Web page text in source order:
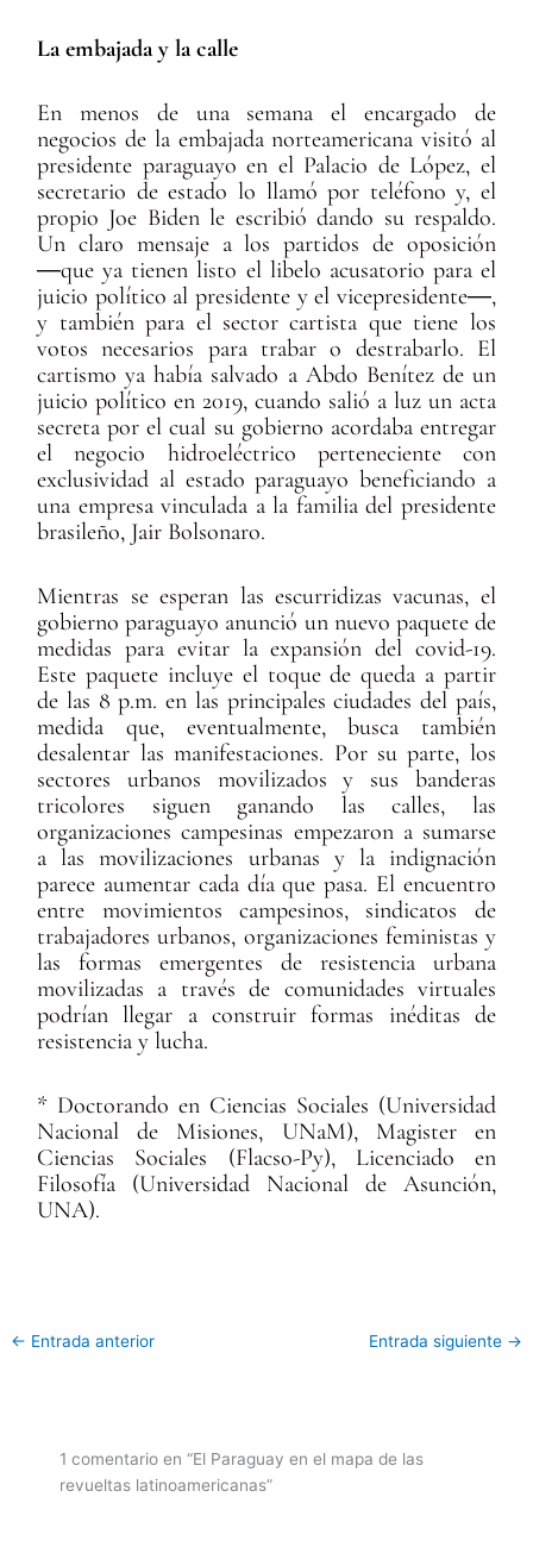
La embajada y la calle
En menos de una semana el encargado de
negocios de la embajada norteamericana visitó al
presidente paraguayo en el Palacio de López, el
secretario de estado lo llamó por teléfono y, el
propio Joe Biden le escribió dando su respaldo.
Un claro mensaje a los partidos de oposición
―que ya tienen listo el libelo acusatorio para el
juicio político al presidente y el vicepresidente―,
y también para el sector cartista que tiene los
votos necesarios para trabar o destrabarlo. El
cartismo ya había salvado a Abdo Benítez de un
juicio político en 2019, cuando salió a luz un acta
secreta por el cual su gobierno acordaba entregar
el negocio hidroeléctrico perteneciente con
exclusividad al estado paraguayo beneficiando a
una empresa vinculada a la familia del presidente
brasileño, Jair Bolsonaro.
Mientras se esperan las escurridizas vacunas, el
gobierno paraguayo anunció un nuevo paquete de
medidas para evitar la expansión del covid-19.
Este paquete incluye el toque de queda a partir
de las 8 p.m. en las principales ciudades del país,
medida que, eventualmente, busca también
desalentar las manifestaciones. Por su parte, los
sectores urbanos movilizados y sus banderas
tricolores siguen ganando las calles, las
organizaciones campesinas empezaron a sumarse
a las movilizaciones urbanas y la indignación
parece aumentar cada día que pasa. El encuentro
entre movimientos campesinos, sindicatos de
trabajadores urbanos, organizaciones feministas y
las formas emergentes de resistencia urbana
movilizadas a través de comunidades virtuales
podrían llegar a construir formas inéditas de
resistencia y lucha.
* Doctorando en Ciencias Sociales (Universidad
Nacional de Misiones, UNaM), Magister en
Ciencias Sociales (Flacso-Py), Licenciado en
Filosofía (Universidad Nacional de Asunción,
UNA).
← Entrada anterior Entrada siguiente →
1 comentario en “El Paraguay en el mapa de las
revueltas latinoamericanas”